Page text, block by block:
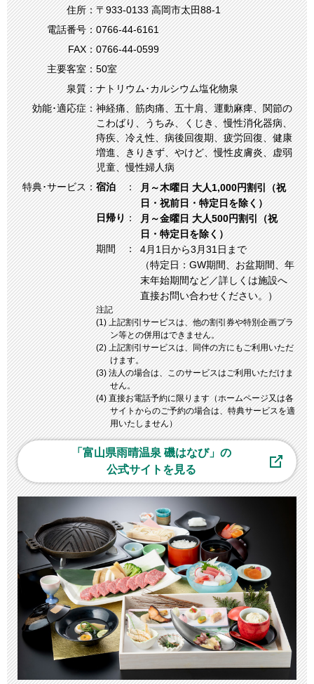
住所：〒933-0133 ⾼岡市太⽥88-1
電話番号：0766-44-6161
FAX：0766-44-0599
主要客室：50室
泉質：ナトリウム･カルシウム塩化物泉
効能･適応症：神経痛、筋肉痛、五十肩、運動麻痺、関節の
こわばり、うちみ、くじき、慢性消化器病、
痔疾、冷え性、病後回復期、疲労回復、健康
増進、きりきず、やけど、慢性皮膚炎、虚弱
児童、慢性婦人病
特典･サービス：宿泊
月～木曜日 大人1,000円割引（祝
日・祝前日・特定日を除く）
日帰り
月～金曜日 大人500円割引（祝
日・特定日を除く）
期間
4月1日から3月31日まで
（特定日：GW期間、お盆期間、年
末年始期間など／詳しくは施設へ
直接お問い合わせください。）
注記
(1) 上記割引サービスは、他の割引券や特別企画プラ
ン等との併用はできません。
(2) 上記割引サービスは、同伴の方にもご利用いただ
けます。
(3) 法人の場合は、このサービスはご利用いただけま
せん。
(4) 直接お電話予約に限ります（ホームページ又は各
サイトからのご予約の場合は、特典サービスを適
用いたしません）
「富山県雨晴温泉 磯はなび」の
公式サイトを見る